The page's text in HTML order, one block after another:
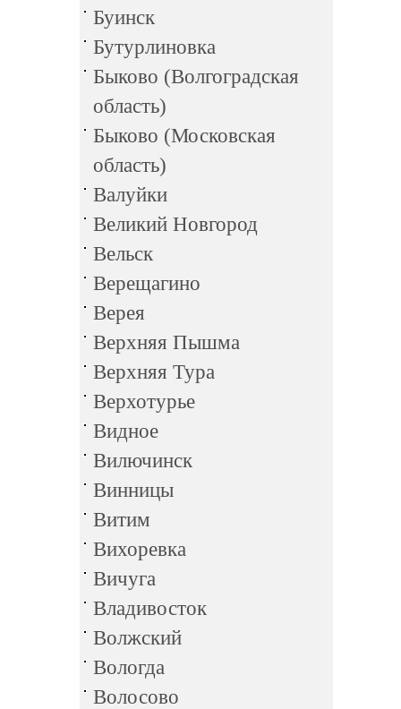
Буинск
Бутурлиновка
Быково (Волгоградская
область)
Быково (Московская
область)
Валуйки
Великий Новгород
Вельск
Верещагино
Верея
Верхняя Пышма
Верхняя Тура
Верхотурье
Видное
Вилючинск
Винницы
Витим
Вихоревка
Вичуга
Владивосток
Волжский
Вологда
Волосово